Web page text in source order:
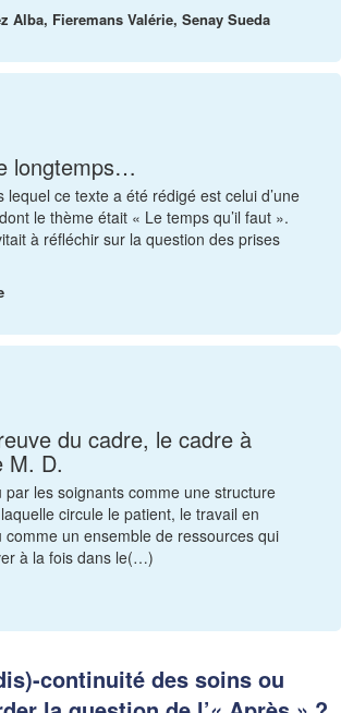
Alba, Fieremans Valérie, Senay Sueda
longtemps…
lequel ce texte a été rédigé est celui d’une
le thème était « Le temps qu’il faut ».
à réfléchir sur la question des prises
du cadre, le cadre à
M. D.
par les soignants comme une structure
circule le patient, le travail en
comme un ensemble de ressources qui
à la fois dans le(…)
continuité des soins ou